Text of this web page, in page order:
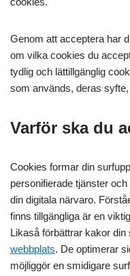
Genom att acceptera har
om vilka cookies du
tydlig och lättillgänglig
som används, deras
Varför ska du
Cookies formar din
personifierade tjänster
din digitala närvaro.
finns tillgängliga är en
Likaså förbättrar kakor
webbplats. De optimerar
möjliggör en smidigare